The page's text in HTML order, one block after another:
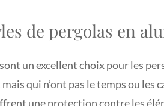
de pergolas en
sont un excellent choix pour les
qui n’ont pas le temps ou
une protection contre les